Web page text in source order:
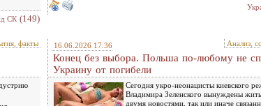
СК (149)
факты 16.06.2026 17:36 Анализ,
Конец без выбора. Польша по-любому не
Украину от погибели
Сегодня укро-неонацисты киевского
Владимира Зеленского вынуждены
двумя новостями, так или иначе